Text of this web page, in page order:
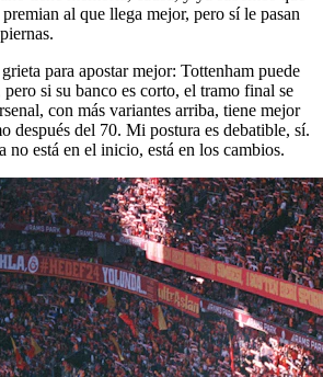
al que llega mejor, pero sí le pasan
para apostar mejor: Tottenham puede
si su banco es corto, el tramo final se
con más variantes arriba, tiene mejor
después del 70. Mi postura es debatible, sí.
no está en el inicio, está en los cambios.